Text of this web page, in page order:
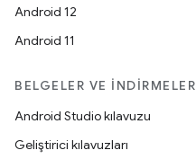
Android 12
Android 11
BELGELER VE İNDIRMELER
Android Studio kılavuzu
Geliştirici kılavuzları